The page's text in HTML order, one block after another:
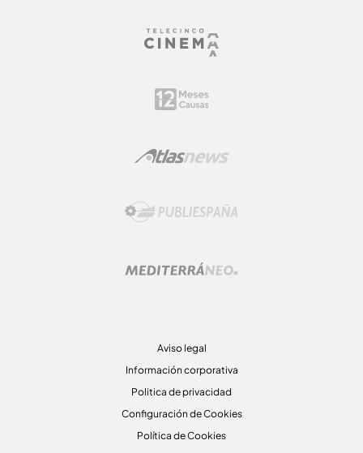
Aviso legal
Información corporativa
Politica de privacidad
Configuración de Cookies
Política de Cookies